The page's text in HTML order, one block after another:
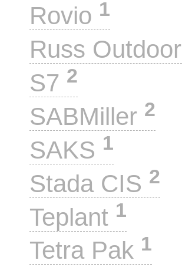
Rovio 1
Russ Outdoor
S7 2
SABMiller 2
SAKS 1
Stada CIS 2
Teplant 1
Tetra Pak 1